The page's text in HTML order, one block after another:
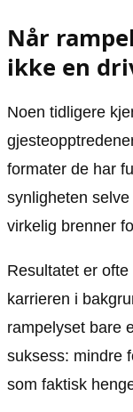
Når
ikke en
Noen tidligere
formater de har
synligheten
virkelig brenner
Resultatet er
karrieren i
rampelyset bare
suksess: mindre
som faktisk